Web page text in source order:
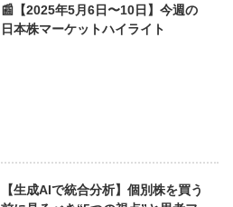
📰【2025年5月6日〜10日】今週の
日本株マーケットハイライト
【生成AIで統合分析】個別株を買う